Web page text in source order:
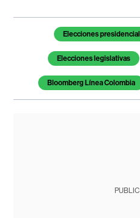
Temas de este artículo
Elecciones
Elecciones legislativas
Bloomberg Línea Colombia